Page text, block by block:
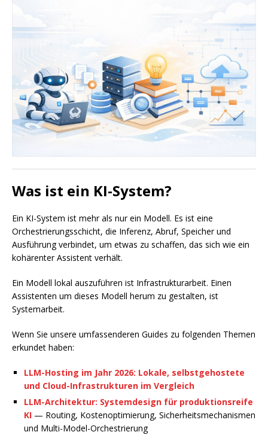
Was ist ein KI-System?
Ein KI-System ist mehr als nur ein Modell. Es ist eine
Orchestrierungsschicht, die Inferenz, Abruf, Speicher und
Ausführung verbindet, um etwas zu schaffen, das sich wie ein
kohärenter Assistent verhält.
Ein Modell lokal auszuführen ist Infrastrukturarbeit. Einen
Assistenten um dieses Modell herum zu gestalten, ist
Systemarbeit.
Wenn Sie unsere umfassenderen Guides zu folgenden Themen
erkundet haben:
LLM-Hosting im Jahr 2026: Lokale, selbstgehostete
und Cloud-Infrastrukturen im Vergleich
LLM-Architektur: Systemdesign für produktionsreife
KI — Routing, Kostenoptimierung, Sicherheitsmechanismen
und Multi-Model-Orchestrierung